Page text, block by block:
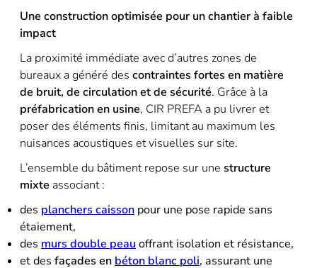
Une construction optimisée pour un chantier à faible
impact
La proximité immédiate avec d’autres zones de
bureaux a généré des contraintes fortes en matière
de bruit, de circulation et de sécurité. Grâce à la
préfabrication en usine, CIR PREFA a pu livrer et
poser des éléments finis, limitant au maximum les
nuisances acoustiques et visuelles sur site.
L’ensemble du bâtiment repose sur une structure
mixte associant :
des planchers caisson pour une pose rapide sans
étaiement,
des murs double peau offrant isolation et résistance,
et des façades en béton blanc poli, assurant une